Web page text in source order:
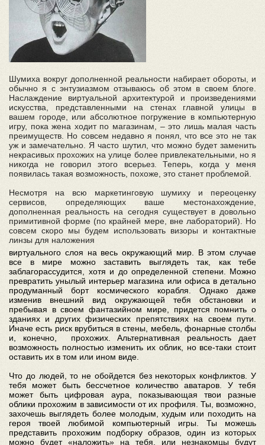
Шумиха вокруг дополненной реальности набирает обороты, и
обычно я с энтузиазмом отзываюсь об этом в своем блоге.
Наслаждение виртуальной архитектурой и произведениями
искусства, представленными на стенах главной улицы в
вашем городе, или абсолютное погружение в компьютерную
игру, пока жена ходит по магазинам, – это лишь малая часть
преимуществ. Но совсем недавно я понял, что все это не так
уж и замечательно. Я часто шутил, что можно будет заменить
некрасивых прохожих на улице более привлекательными, но я
никогда не говорил этого всерьез. Теперь, когда у меня
появилась такая возможность, похоже, это станет проблемой.
Несмотря на всю маркетинговую шумиху и переоценку
сервисов, определяющих ваше местонахождение,
дополненная реальность на сегодня существует в довольно
примитивной форме (по крайней мере, вне лабораторий). Но
совсем скоро мы будем использовать визоры и контактные
линзы для наложения
виртуального слоя на весь окружающий мир. В этом случае
все в мире можно заставить выглядеть так, как тебе
заблагорассудится, хотя и до определенной степени. Можно
превратить унылый интерьер магазина или офиса в детально
продуманный борт космического корабля. Однако даже
изменив внешний вид окружающей тебя обстановки и
пребывая в своем фантазийном мире, придется помнить о
зданиях и других физических препятствиях на своем пути.
Иначе есть риск врубиться в стены, мебель, фонарные столбы
и, конечно, прохожих. Альтернативная реальность дает
возможность полностью изменить их облик, но все-таки стоит
оставить их в том или ином виде.
Что до людей, то не обойдется без некоторых конфликтов. У
тебя может быть бессчетное количество аватаров. У тебя
может быть цифровая аура, показывающая твои разные
облики прохожим в зависимости от их профиля. Ты, возможно,
захочешь выглядеть более молодым, худым или походить на
героя твоей любимой компьютерный игры. Ты можешь
представить прохожим подборку образов, один из которых
можно будет «наложить» на тебя, или незнакомцы будут